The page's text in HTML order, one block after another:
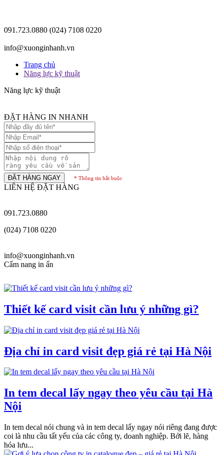
091.723.0880 (024) 7108 0220
info@xuonginhanh.vn
Trang chủ
Năng lực kỹ thuật
Năng lực kỹ thuật
ĐẶT HÀNG IN NHANH
ĐẶT HÀNG NGAY * Thông tin bắt buộc
LIÊN HỆ ĐẶT HÀNG
091.723.0880
(024) 7108 0220
info@xuonginhanh.vn
Cẩm nang in ấn
Thiết kế card visit cần lưu ý những gì?
Địa chỉ in card visit đẹp giá rẻ tại Hà Nội
In tem decal lấy ngay theo yêu cầu tại Hà
Nội
In tem decal nói chung và in tem decal lấy ngay nói riêng đang được
coi là nhu cầu tất yếu của các công ty, doanh nghiệp. Bởi lẽ, hàng
hóa lưu...